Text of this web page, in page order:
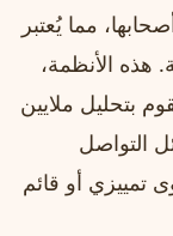
مما يُعتبر
هذه الأنظمة،
بتحليل ملايين
التواصل
تمييزي أو قائم